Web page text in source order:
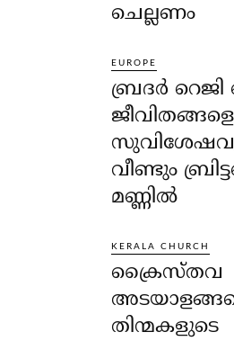
ചെല്ലണം
EUROPE
ബ്രദർ റെജി
ജീവിതങ്ങളെ
വീണ്ടും
മണ്ണിൽ
KERALA CHURCH
ക്രൈസ്തവ
തിന്മകളുടെ